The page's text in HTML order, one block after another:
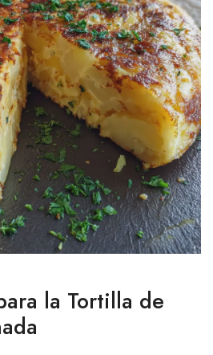
la Tortilla de